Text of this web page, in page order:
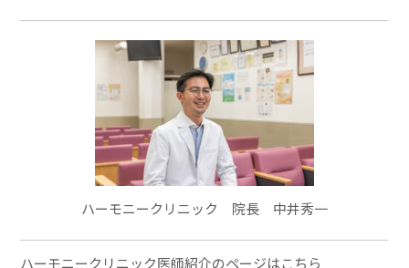
ハーモニークリニック 院長 中井秀一
ハーモニークリニック医師紹介のページはこちら